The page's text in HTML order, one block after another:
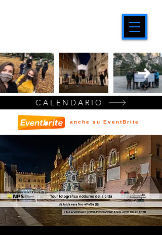
CALENDARIO
anche su EventBrite